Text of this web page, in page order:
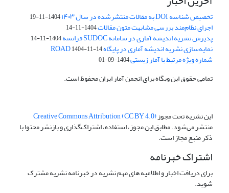
تخصیص شناسه DOI به مقالات منتشرشده در سال ۱۴۰۳ 1404-11-19
اجرای نظام‌مند بررسی مشابهت متون مقالات1404-11-14
پذیرش نشریه اندیشه آماری در سامانه SUDOC فرانسه 1404-11-14
نمایه‌سازی نشریه اندیشه آماری در پایگاه ROAD1404-11-14
شماره ویژه مرتبط با آمار زیستی1404-09-01
تمامی حقوق این وبگاه برای انجمن آمار ایران محفوظ است.
این نشریه تحت مجوزCreative Commons Attribution (CC BY 4.0)
منتشر می‌شود. مطابق این مجوز، استفاده، اشتراک‌گذاری و بازنشر محتوا با
ذکر منبع مجاز است.
اشتراک خبرنامه
برای دریافت اخبار و اطلاعیه های مهم نشریه در خبرنامه نشریه مشترک
شوید.